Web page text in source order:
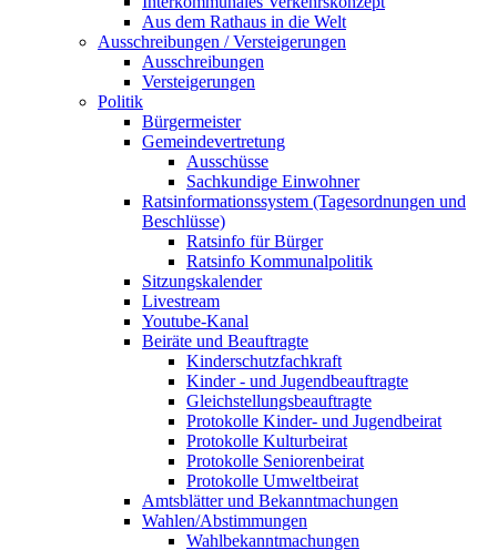
Aus dem Rathaus in die Welt
Ausschreibungen / Versteigerungen
Ausschreibungen
Versteigerungen
Politik
Bürgermeister
Gemeindevertretung
Ausschüsse
Sachkundige Einwohner
Ratsinformationssystem (Tagesordnungen und
Beschlüsse)
Ratsinfo für Bürger
Ratsinfo Kommunalpolitik
Sitzungskalender
Livestream
Youtube-Kanal
Beiräte und Beauftragte
Kinderschutzfachkraft
Kinder - und Jugendbeauftragte
Gleichstellungsbeauftragte
Protokolle Kinder- und Jugendbeirat
Protokolle Kulturbeirat
Protokolle Seniorenbeirat
Protokolle Umweltbeirat
Amtsblätter und Bekanntmachungen
Wahlen/Abstimmungen
Wahlbekanntmachungen